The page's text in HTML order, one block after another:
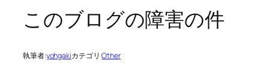
このブログの障害の件
執筆者:yohgakiカテゴリ:Other